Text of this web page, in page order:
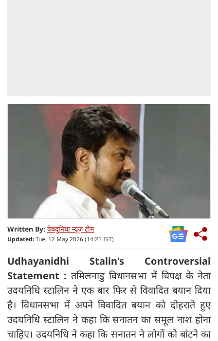
Written By: वेबदुनिया न्यूज़ टीम
Updated:Tue, 12 May 2026 (14:21 IST)
Udhayanidhi Stalin's Controversial
Statement :तमिलनाडु विधानसभा में विपक्ष के नेता
उदयनिधि स्टालिन ने एक बार फिर से विवादित बयान दिया
है। विधानसभा में अपने विवादित बयान को दोहराते हुए
उदयनिधि स्टालिन ने कहा कि सनातन का समूल नाश होना
चाहिए। उदयनिधि ने कहा कि सनातन ने लोगों को बांटने का